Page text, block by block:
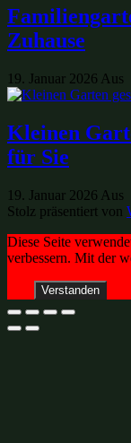
Zuhause
19. Januar 2026 Aus
Kleinen
für Sie
19. Januar 2026 Aus
Stolz präsentiert von
Diese Seite
verbessern. Mit der
Verstanden